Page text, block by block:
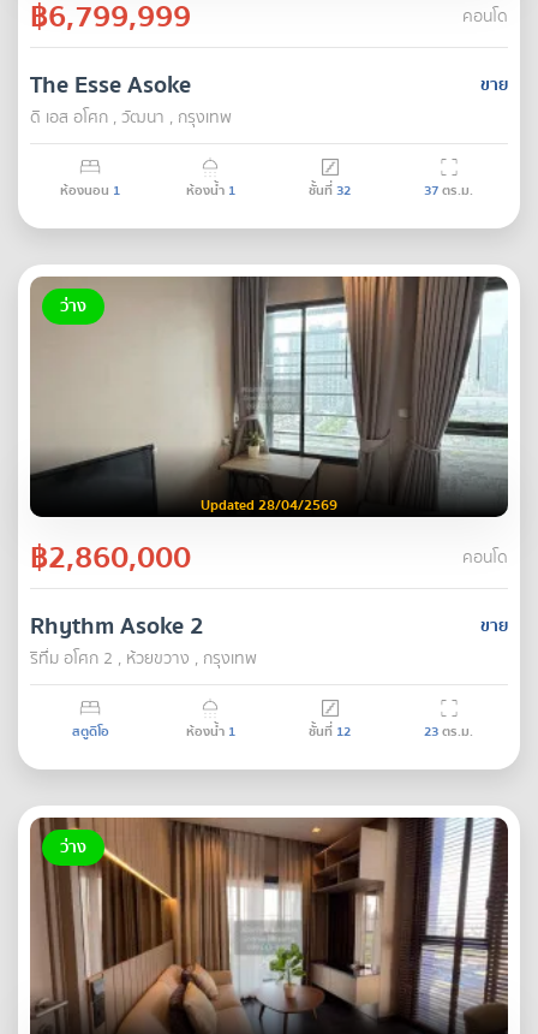
฿6,799,999 คอนโด
ขาย
The Esse Asoke
ดิ เอส อโศก , วัฒนา , กรุงเทพ
ห้องนอน 1 ห้องน้ำ 1 ชั้นที่32 37ตร.ม.
ว่าง
Updated 28/04/2569
฿2,860,000 คอนโด
ขาย
Rhythm Asoke 2
ริทึ่ม อโศก 2 , ห้วยขวาง , กรุงเทพ
สตูดิโอ ห้องน้ำ 1 ชั้นที่ 12 23ตร.ม.
ว่าง